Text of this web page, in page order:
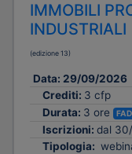
IMMOBILI
INDUSTRIALI
(edizione 13)
Data: 29/09/2026
Crediti: 3 cfp
Durata: 3 ore
Iscrizioni: dal
Tipologia: